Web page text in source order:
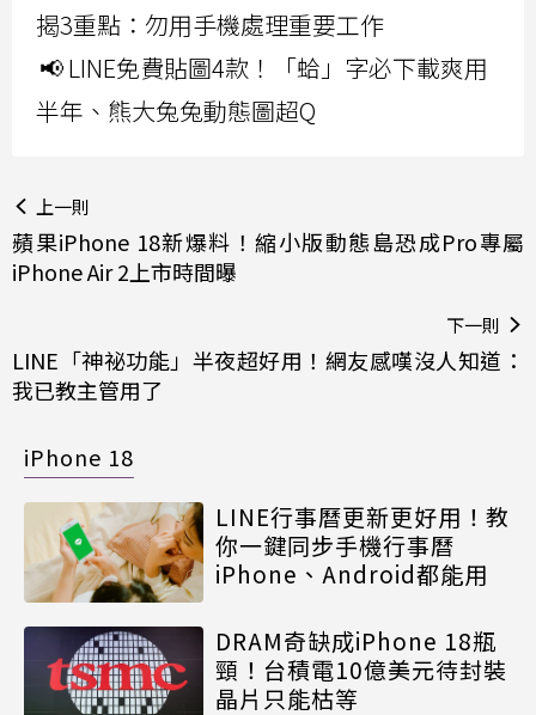
揭3重點：勿用手機處理重要工作
📢 LINE免費貼圖4款！「蛤」字必下載爽用
半年、熊大兔兔動態圖超Q
上一則
蘋果iPhone 18新爆料！縮小版動態島恐成Pro專屬
iPhone Air 2上市時間曝
下一則
LINE「神祕功能」半夜超好用！網友感嘆沒人知道：
我已教主管用了
iPhone 18
LINE行事曆更新更好用！教
你一鍵同步手機行事曆
iPhone、Android都能用
DRAM奇缺成iPhone 18瓶
頸！台積電10億美元待封裝
晶片只能枯等